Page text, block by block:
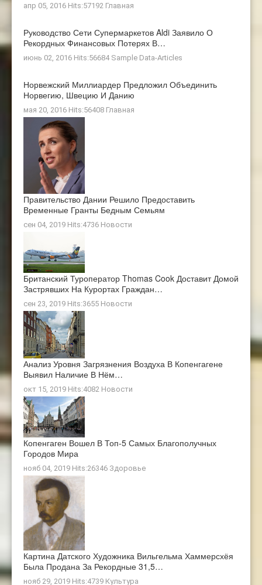
апр 05, 2016 Hits:57192 Главная
Руководство Сети Супермаркетов Aldi Заявило О
Рекордных Финансовых Потерях В…
июнь 02, 2016 Hits:56684 Sample Data-Articles
Норвежский Миллиардер Предложил Объединить
Норвегию, Швецию И Данию
мая 20, 2016 Hits:56408 Главная
Правительство Дании Решило Предоставить
Временные Гранты Бедным Семьям
сен 04, 2019 Hits:4736 Новости
Британский Туроператор Thomas Cook Доставит Домой
Застрявших На Курортах Граждан…
сен 23, 2019 Hits:3655 Новости
Анализ Уровня Загрязнения Воздуха В Копенгагене
Выявил Наличие В Нём…
окт 15, 2019 Hits:4082 Новости
Копенгаген Вошел В Топ-5 Самых Благополучных
Городов Мира
нояб 04, 2019 Hits:26346 Здоровье
Картина Датского Художника Вильгельма Хаммерсхёя
Была Продана За Рекордные 31,5…
нояб 29, 2019 Hits:4739 Культура